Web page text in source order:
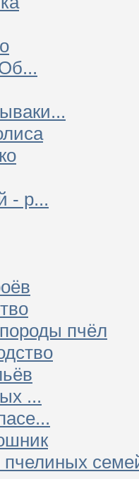
- р...
пчёл
...